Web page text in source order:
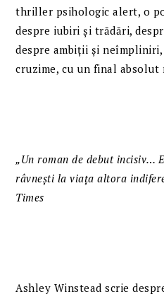
thriller psihologic alert, o
despre iubiri și trădări,
despre ambiții și
cruzime, cu un final absolut
„Un roman de debut incisiv…
râvnești la viața altora
Times
Ashley Winstead scrie